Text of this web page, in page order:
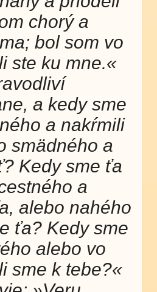
chorý a
bol som vo
ste ku mne.«
a kedy sme
a nakŕmili
smädného a
Kedy sme ťa
a
alebo nahého
ťa? Kedy sme
alebo vo
sme k tebe?«